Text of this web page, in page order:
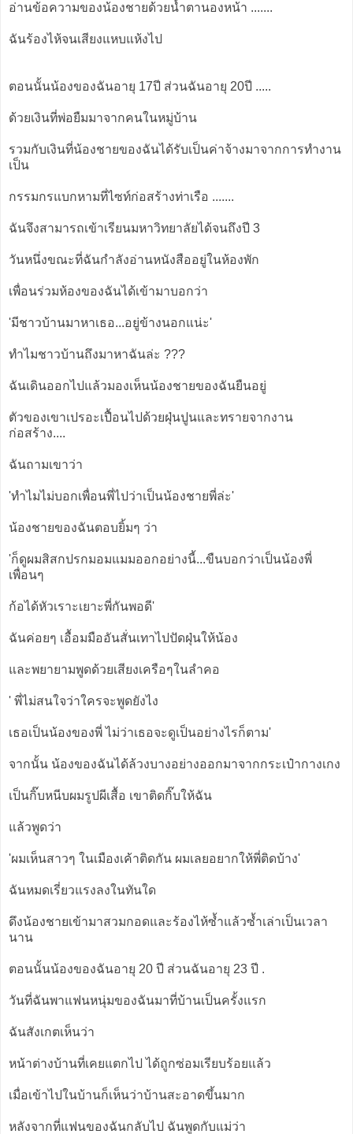
อ่านข้อความของน้องชายด้วยน้ำตานองหน้า .......
ฉันร้องไห้จนเสียงแหบแห้งไป
ตอนนั้นน้องของฉันอายุ 17ปี ส่วนฉันอายุ 20ปี .....
ด้วยเงินที่พ่อยืมมาจากคนในหมู่บ้าน
รวมกับเงินที่น้องชายของฉันได้รับเป็นค่าจ้างมาจากการทำงาน
เป็น
กรรมกรแบกหามที่ไซท์ก่อสร้างท่าเรือ .......
ฉันจึงสามารถเข้าเรียนมหาวิทยาลัยได้จนถึงปี 3
วันหนึ่งขณะที่ฉันกำลังอ่านหนังสืออยู่ในห้องพัก
เพื่อนร่วมห้องของฉันได้เข้ามาบอกว่า
'มีชาวบ้านมาหาเธอ...อยู่ข้างนอกแน่ะ'
ทำไมชาวบ้านถึงมาหาฉันล่ะ ???
ฉันเดินออกไปแล้วมองเห็นน้องชายของฉันยืนอยู่
ตัวของเขาเปรอะเปื้อนไปด้วยฝุ่นปูนและทรายจากงาน
ก่อสร้าง....
ฉันถามเขาว่า
'ทำไมไม่บอกเพื่อนพี่ไปว่าเป็นน้องชายพี่ล่ะ'
น้องชายของฉันตอบยิ้มๆ ว่า
'ก็ดูผมสิสกปรกมอมแมมออกอย่างนี้...ขืนบอกว่าเป็นน้องพี่
เพื่อนๆ
ก้อได้หัวเราะเยาะพี่กันพอดี'
ฉันค่อยๆ เอื้อมมืออันสั่นเทาไปปัดฝุ่นให้น้อง
และพยายามพูดด้วยเสียงเครือๆในลำคอ
' พี่ไม่สนใจว่าใครจะพูดยังไง
เธอเป็นน้องของพี่ ไม่ว่าเธอจะดูเป็นอย่างไรก็ตาม'
จากนั้น น้องของฉันได้ล้วงบางอย่างออกมาจากกระเป๋ากางเกง
เป็นกิ๊บหนีบผมรูปผีเสื้อ เขาติดกิ๊บให้ฉัน
แล้วพูดว่า
'ผมเห็นสาวๆ ในเมืองเค้าติดกัน ผมเลยอยากให้พี่ติดบ้าง'
ฉันหมดเรี่ยวแรงลงในทันใด
ดึงน้องชายเข้ามาสวมกอดและร้องไห้ซ้ำแล้วซ้ำเล่าเป็นเวลา
นาน
ตอนนั้นน้องของฉันอายุ 20 ปี ส่วนฉันอายุ 23 ปี .
วันที่ฉันพาแฟนหนุ่มของฉันมาที่บ้านเป็นครั้งแรก
ฉันสังเกตเห็นว่า
หน้าต่างบ้านที่เคยแตกไป ได้ถูกซ่อมเรียบร้อยแล้ว
เมื่อเข้าไปในบ้านก็เห็นว่าบ้านสะอาดขึ้นมาก
หลังจากที่แฟนของฉันกลับไป ฉันพูดกับแม่ว่า